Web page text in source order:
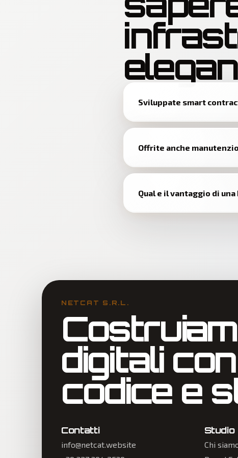
Sviluppate smart
Offrite anche
Qual e il vantaggio di
NETCAT S.R.L.
digitali
codice e
Contatti
info@netcat.website
Studio
Chi